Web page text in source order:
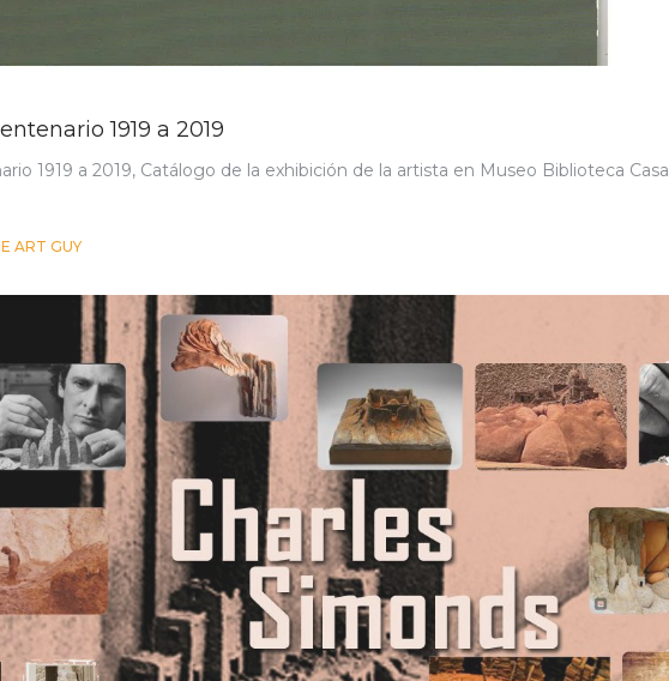
1919 a 2019
1919 a 2019, Catálogo de la exhibición de la artista en Museo Biblioteca Casa
ART GUY